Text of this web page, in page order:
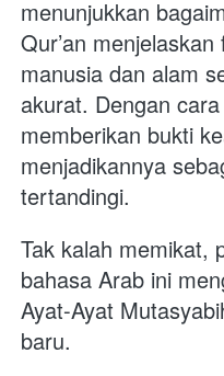
menunjukkan
Qur’an
manusia dan alam
akurat. Dengan
memberikan bukti
menjadikannya
tertandingi.
Tak kalah memikat,
bahasa Arab ini
Ayat-Ayat
baru.